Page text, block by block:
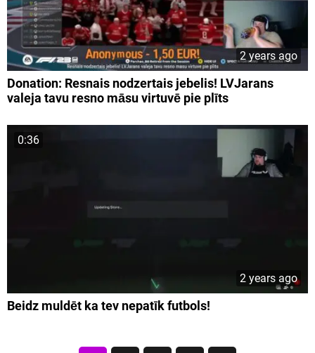
2 years ago
Donation: Resnais nodzertais jebelis! LVJarans
valeja tavu resno māsu virtuvē pie plīts
0:36
2 years ago
Beidz muldēt ka tev nepatīk futbols!